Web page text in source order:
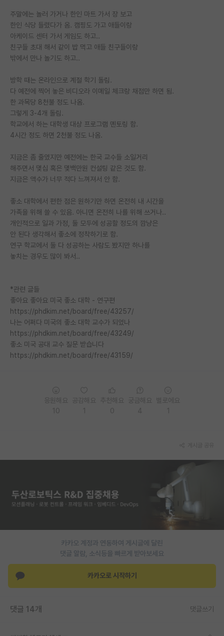
주말에는 놀러 가거나 한인 마트 가서 장 보고
한인 식당 들렸다가 옴. 캠핑도 가고 애들이랑
아케이드 센터 가서 게임도 하고..
친구들 초대 해서 같이 밥 먹고 애들 친구들이랑
밖에서 만나 놀기도 하고..
방학 때는 온라인으로 계절 학기 돌림.
다 예전에 찍어 놓은 비디오라 이메일 체크랑 채점만 하면 됨.
한 과목당 8천불 정도 나옴.
그렇게 3-4개 돌림.
학교에서 하는 대학생 대상 프로그램 멘토링 함.
4시간 정도 하면 2천불 정도 나옴.
지금은 좀 줄였지만 예전에는 한국 교수들 소일거리
해주면서 몇십 혹은 몇백만원 컨설팅 같은 것도 함.
지금은 액수가 너무 적다 느껴져서 안 함.
좋소 대학에서 편한 점은 원하기만 하면 온전히 내 시간을
가족을 위해 쓸 수 있음. 아니면 온전히 나를 위해 쓰거나..
개인적으로 일과 가정, 둘 모두에 성공할 정도의 깜냥은
안 된다 생각해서 좋소에 정착하기로 함.
연구 학교에서 둘 다 성공하는 사람도 봤지만 하나를
놓치는 경우도 많이 봐서..
*관련 글들
좋아요 좋아요 미국 좋소 대학 - 연구편
https://phdkim.net/board/free/43257/
나는 어쩌다 미국의 좋소 대학 교수가 되었나
https://phdkim.net/board/free/43249/
좋소 미국 공대 교수 질문 받습니다
https://phdkim.net/board/free/43159/
카카오 계정과 연동하여 게시글에 달린
댓글 알람, 소식등을 빠르게 받아보세요
카카오로 시작하기
댓글 14개 댓글쓰기